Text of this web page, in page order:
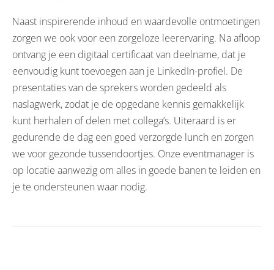
Naast inspirerende inhoud en waardevolle ontmoetingen
zorgen we ook voor een zorgeloze leerervaring. Na afloop
ontvang je een digitaal certificaat van deelname, dat je
eenvoudig kunt toevoegen aan je LinkedIn-profiel. De
presentaties van de sprekers worden gedeeld als
naslagwerk, zodat je de opgedane kennis gemakkelijk
kunt herhalen of delen met collega’s. Uiteraard is er
gedurende de dag een goed verzorgde lunch en zorgen
we voor gezonde tussendoortjes. Onze eventmanager is
op locatie aanwezig om alles in goede banen te leiden en
je te ondersteunen waar nodig.